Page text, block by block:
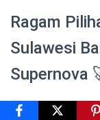
Ragam
Sulawesi
Supernova
Lo tipe user yang